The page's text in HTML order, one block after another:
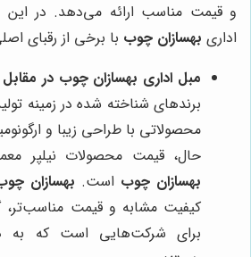
و قیمت مناسب ارائه می‌دهد. در
اداری بهسازان چوب با برخی از رقبای
مبل اداری بهسازان چوب در مقابل
برندهای شناخته شده در زمینه
محصولاتی با طراحی زیبا و
حال، قیمت محصولات نیلپر
بهسازان چوب است. بهسازان
کیفیت مشابه و قیمت مناسب‌تر،
برای شرکت‌هایی است که به